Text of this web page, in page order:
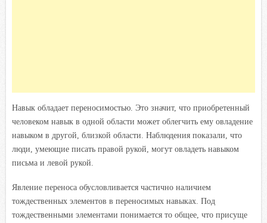
Навык обладает переносимостью. Это значит, что приобретенный
человеком навык в одной области может облегчить ему овладение
навыком в другой, близкой области. Наблюдения показали, что
люди, умеющие писать правой рукой, могут овладеть навыком
письма и левой рукой.
Явление переноса обусловливается частично наличием
тождественных элементов в переносимых навыках. Под
тождественными элементами понимается то общее, что присуще